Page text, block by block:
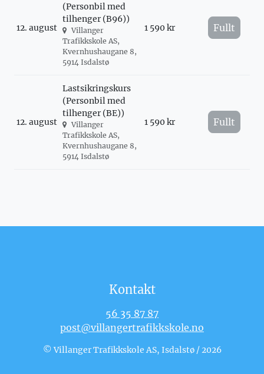
12. august
(Personbil med
tilhenger (B96))
Villanger
Trafikkskole AS,
Kvernhushaugane 8,
5914 Isdalstø
1 590 kr Fullt
12. august
Lastsikringskurs
(Personbil med
tilhenger (BE))
Villanger
Trafikkskole AS,
Kvernhushaugane 8,
5914 Isdalstø
1 590 kr Fullt
Kontakt
56 35 87 87
post@villangertrafikkskole.no
© Villanger Trafikkskole AS, Isdalstø / 2026